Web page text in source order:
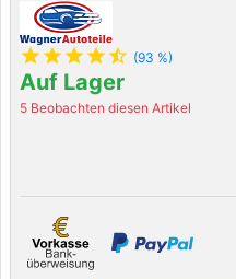
star star star star star_half (93 %)
Auf Lager
5 Beobachten diesen Artikel